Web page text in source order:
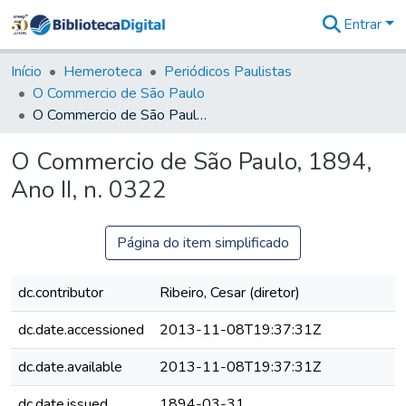
&
Coleções
Tudo na
Biblioteca
Estatísticas
Entrar
Início Hemeroteca
Periódicos Paulistas
O Commercio de São Paulo
O Commercio de São Paulo, 1894, Ano II, n. 0322
O Commercio de São Paulo, 1894,
Ano II, n. 0322
Página do item simplificado
dc.contributor
Ribeiro, Cesar (diretor)
dc.date.accessioned
2013-11-08T19:37:31Z
dc.date.available
2013-11-08T19:37:31Z